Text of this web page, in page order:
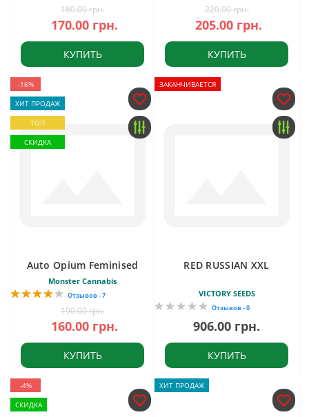
180.00 грн.
170.00 грн.
КУПИТЬ
220.00 грн.
205.00 грн.
КУПИТЬ
-16%
ХИТ ПРОДАЖ
ТОП
СКИДКА
Auto Opium Feminised
Monster Cannabis
Отзывов - 7
190.00 грн.
160.00 грн.
КУПИТЬ
ЗАКАНЧИВАЕТСЯ
RED RUSSIAN XXL
VICTORY SEEDS
Отзывов - 0
906.00 грн.
КУПИТЬ
-4%
СКИДКА
ХИТ ПРОДАЖ